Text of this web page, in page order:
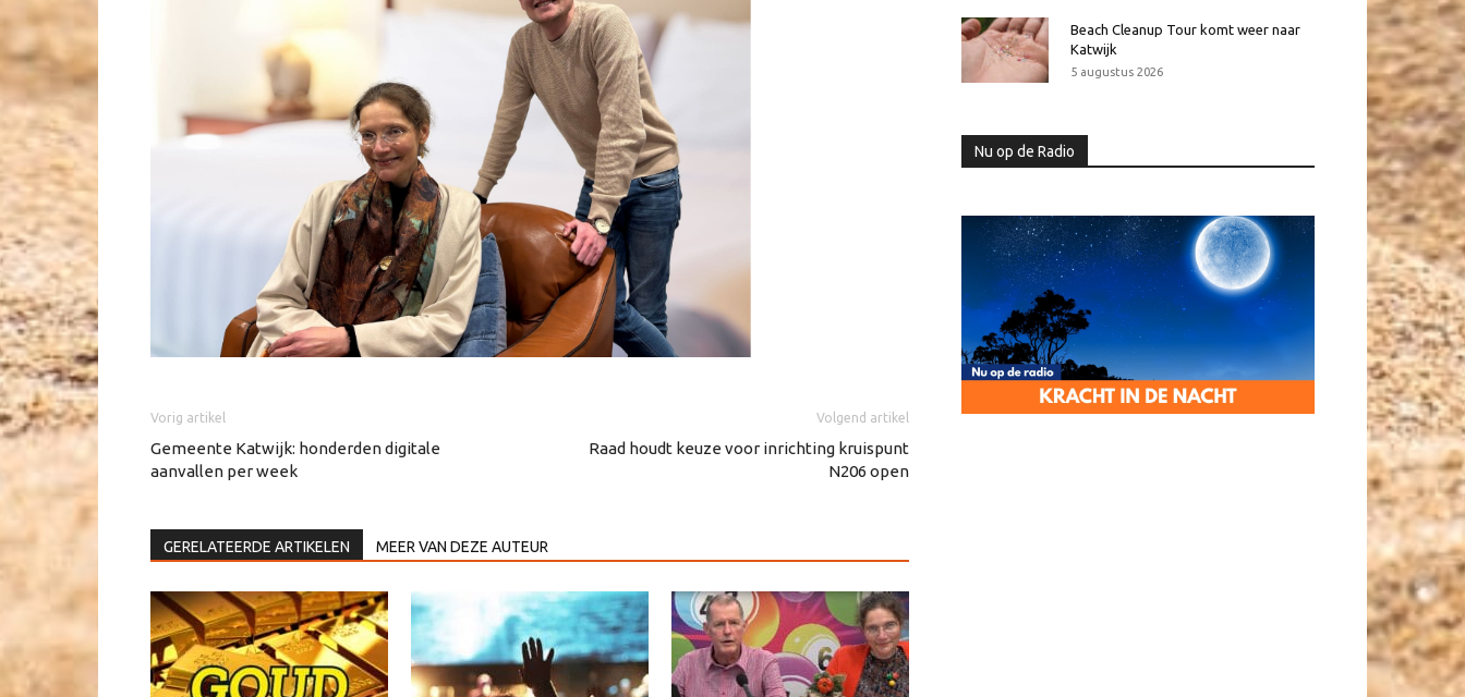
Vorig artikel
Gemeente Katwijk: honderden digitale
aanvallen per week
Volgend artikel
Raad houdt keuze voor inrichting kruispunt
N206 open
GERELATEERDE ARTIKELEN MEER VAN DEZE AUTEUR
Beach Cleanup Tour komt weer naar
Katwijk
5 augustus 2026
Nu op de Radio